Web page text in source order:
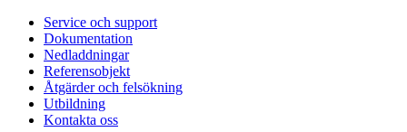
Service och support
Dokumentation
Nedladdningar
Referensobjekt
Åtgärder och felsökning
Utbildning
Kontakta oss